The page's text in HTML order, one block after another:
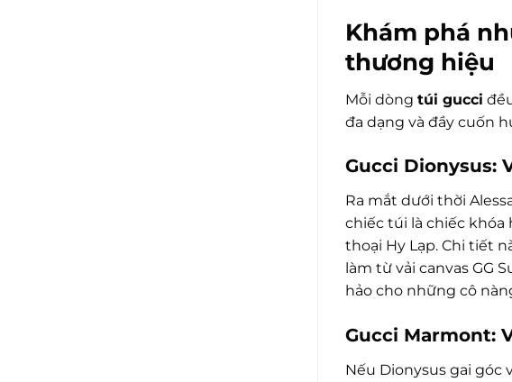
Khám phá
thương hiệu
Mỗi dòng túi gucci
đa dạng và đầy cuốn
Gucci Dionysus:
Ra mắt dưới thời
chiếc túi là chiếc
thoại Hy Lạp. Chi tiết
làm từ vải canvas GG
hảo cho những cô
Gucci Marmont:
Nếu Dionysus gai góc